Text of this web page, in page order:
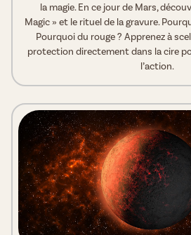
la magie. En ce jour de Mars,
Magic » et le rituel de la gravure.
Pourquoi du rouge ? Apprenez à
protection directement dans la cire
l’action.